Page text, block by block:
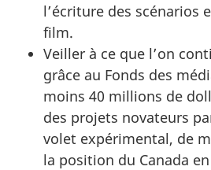
l’écriture des scénarios
film.
Veiller à ce que l’on
grâce au Fonds des
moins 40 millions de
des projets novateurs
volet expérimental, de
la position du Canada